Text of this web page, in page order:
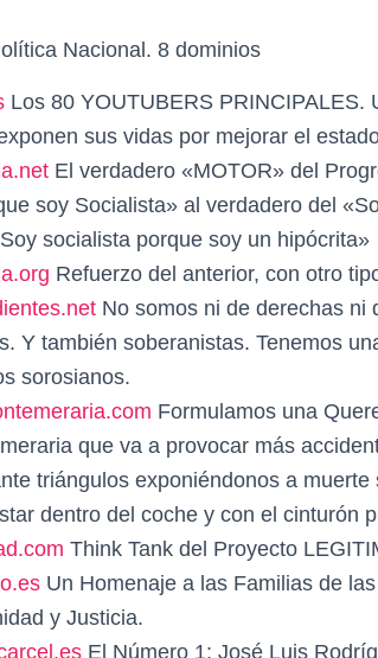
Nacional. 8 dominios
Los 80 YOUTUBERS PRINCIPALES.
sus vidas por mejorar el
El verdadero «MOTOR» del
soy Socialista» al verdadero del
socialista porque soy un hipócrita»
Refuerzo del anterior, con otro
No somos ni de derechas ni
Y también soberanistas. Tenemos
sorosianos.
Formulamos una
que va a provocar más
triángulos exponiéndonos a
dentro del coche y con el cinturón
Think Tank del Proyecto
Un Homenaje a las Familias de
y Justicia.
El Número 1: José Luis